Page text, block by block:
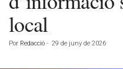
local
Por Redacció - 29 de juny de 2026